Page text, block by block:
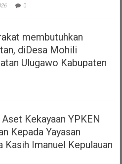
0
membutuhkan
diDesa Mohili
Ulugawo Kabupaten
Kekayaan YPKEN
Kepada Yayasan
Kasih Imanuel Kepulauan